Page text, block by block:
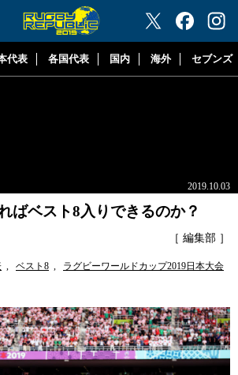
"ラグビーリパブリック"
代表 各国代表 国内 海外 セブンズ
2019.10.03
ばベスト8入りできるのか？
［ 編集部 ］
, ベスト8 ,
ラグビーワールドカップ2019日本大会